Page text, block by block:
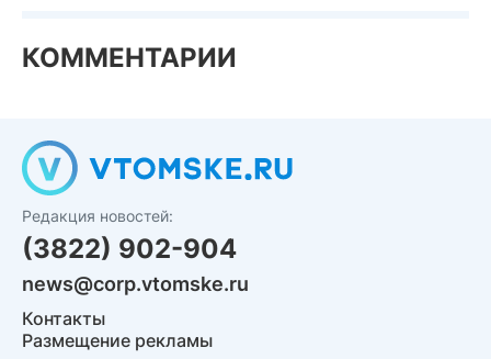
КОММЕНТАРИИ
Редакция новостей:
(3822) 902-904
news@corp.vtomske.ru
Контакты
Размещение рекламы